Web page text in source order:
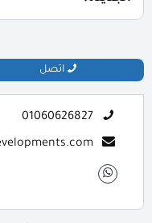
اتصل
01060626827